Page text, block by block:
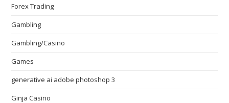
Forex Trading
Gambling
Gambling/Casino
Games
generative ai adobe photoshop 3
Ginja Casino